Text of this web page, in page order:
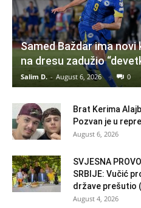
Samed Baždar ima novi
na dresu zadužio
Salim D. - August 6, 2026 0
Brat Kerima
Pozvan je u
August 6, 2026
SVJESNA
SRBIJE: Vučić
države prešutio
August 4, 2026